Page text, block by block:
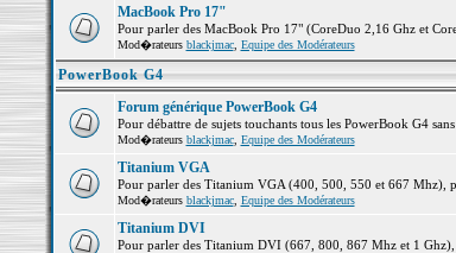
MacBook Pro 17"
Pour parler des MacBook Pro 17" (CoreDuo 2,16 Ghz et
Mod�rateurs blackjmac, Equipe des Modérateurs
PowerBook G4
Forum générique PowerBook G4
Pour débattre de sujets touchants tous les PowerBook G4
Mod�rateurs blackjmac, Equipe des Modérateurs
Titanium VGA
Pour parler des Titanium VGA (400, 500, 550 et 667 Mhz),
Mod�rateurs blackjmac, Equipe des Modérateurs
Titanium DVI
Pour parler des Titanium DVI (667, 800, 867 Mhz et 1 Ghz),